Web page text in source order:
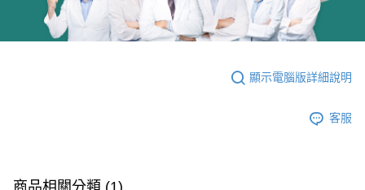
顯示電腦版詳細說明
客服
商品相關分類 (1)